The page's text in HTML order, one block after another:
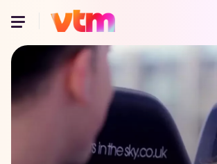
Voor je onze programma's gaat
van de ondersteunde
downloaden.
Google Chrome